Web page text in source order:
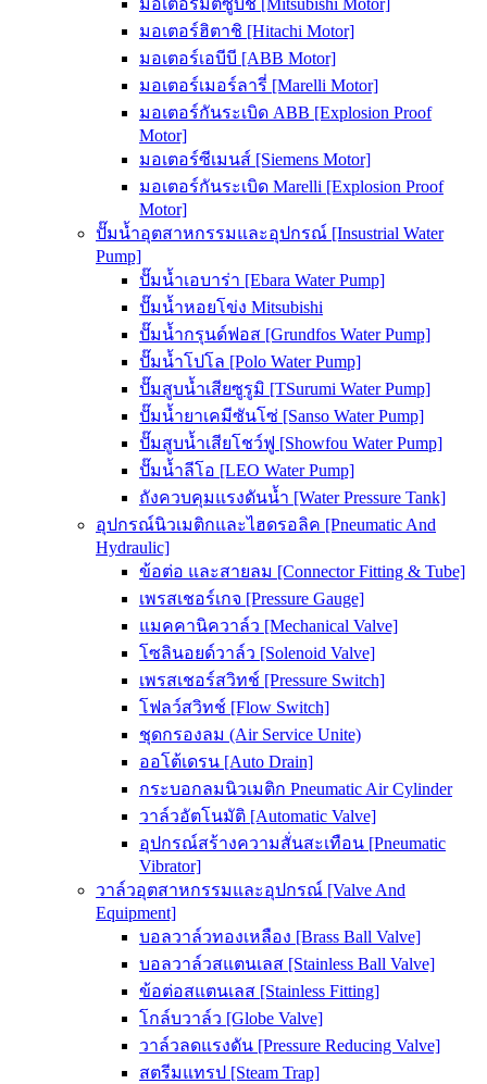
มอเตอร์มิตซูบิชิ [Mitsubishi Motor]
มอเตอร์ฮิตาชิ [Hitachi Motor]
มอเตอร์เอบีบี [ABB Motor]
มอเตอร์เมอร์ลารี่ [Marelli Motor]
มอเตอร์กันระเบิด ABB [Explosion Proof
Motor]
มอเตอร์ซีเมนส์ [Siemens Motor]
มอเตอร์กันระเบิด Marelli [Explosion Proof
Motor]
ปั๊มน้ำอุตสาหกรรมและอุปกรณ์ [Insustrial Water
Pump]
ปั๊มน้ำเอบาร่า [Ebara Water Pump]
ปั๊มน้ำหอยโข่ง Mitsubishi
ปั๊มน้ำกรุนด์ฟอส [Grundfos Water Pump]
ปั๊มน้ำโปโล [Polo Water Pump]
ปั๊มสูบน้ำเสียซูรูมิ [TSurumi Water Pump]
ปั๊มน้ำยาเคมีซันโซ่ [Sanso Water Pump]
ปั๊มสูบน้ำเสียโชว์ฟู [Showfou Water Pump]
ปั๊มน้ำลีโอ [LEO Water Pump]
ถังควบคุมแรงดันน้ำ [Water Pressure Tank]
อุปกรณ์นิวเมติกและไฮดรอลิค [Pneumatic And
Hydraulic]
ข้อต่อ และสายลม [Connector Fitting & Tube]
เพรสเชอร์เกจ [Pressure Gauge]
แมคคานิควาล์ว [Mechanical Valve]
โซลินอยด์วาล์ว [Solenoid Valve]
เพรสเชอร์สวิทช์ [Pressure Switch]
โฟลว์สวิทช์ [Flow Switch]
ชุดกรองลม (Air Service Unite)
ออโต้เดรน [Auto Drain]
กระบอกลมนิวเมติก Pneumatic Air Cylinder
วาล์วอัตโนมัติ [Automatic Valve]
อุปกรณ์สร้างความสั่นสะเทือน [Pneumatic
Vibrator]
วาล์วอุตสาหกรรมและอุปกรณ์ [Valve And
Equipment]
บอลวาล์วทองเหลือง [Brass Ball Valve]
บอลวาล์วสแตนเลส [Stainless Ball Valve]
ข้อต่อสแตนเลส [Stainless Fitting]
โกล์บวาล์ว [Globe Valve]
วาล์วลดแรงดัน [Pressure Reducing Valve]
สตรีมแทรป [Steam Trap]